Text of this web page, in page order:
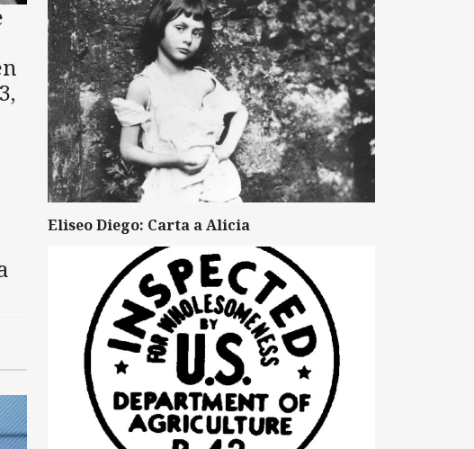
Eliseo Diego: Carta a Alicia